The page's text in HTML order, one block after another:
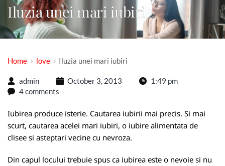
Iluzia unei mari iubiri
Home love Iluzia unei mari iubiri
admin October 3, 2013
1:49 pm
4 comments
Iubirea produce isterie. Cautarea iubirii mai precis. Si mai
scurt, cautarea acelei mari iubiri, o iubire alimentata de
clisee si asteptari vecine cu nevroza.
Din capul locului trebuie spus ca iubirea este o nevoie si nu